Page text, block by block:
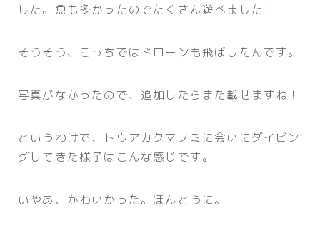
した。魚も多かったのでたくさん遊べました！
そうそう、こっちではドローンも飛ばしたんです。
写真がなかったので、追加したらまた載せますね！
というわけで、トウアカクマノミに会いにダイビン
グしてきた様子はこんな感じです。
いやあ、かわいかった。ほんとうに。